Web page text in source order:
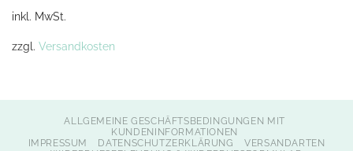
inkl. MwSt.
zzgl. Versandkosten
ALLGEMEINE GESCHÄFTSBEDINGUNGEN MIT
KUNDENINFORMATIONEN
IMPRESSUM
DATENSCHUTZERKLÄRUNG
VERSANDARTEN